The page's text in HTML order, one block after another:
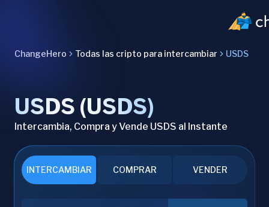
ChangeHero Todas las cripto para intercambiar USDS
USDS (USDS)
Intercambia, Compra y Vende USDS al Instante
INTERCAMBIAR COMPRAR VENDER